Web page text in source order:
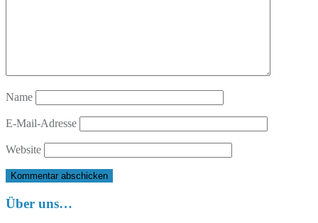
Name
E-Mail-Adresse
Website
Über uns…